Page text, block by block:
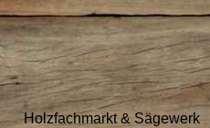
Holzfachmarkt & Sägewerk